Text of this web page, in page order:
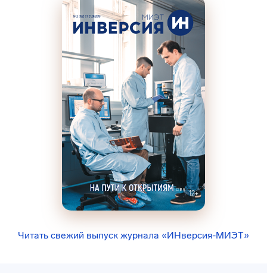
Читать свежий выпуск журнала «ИНверсия-МИЭТ»